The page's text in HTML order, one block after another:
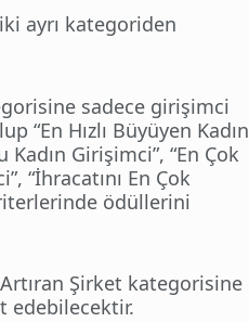
ayrı kategoriden
sadece girişimci
“En Hızlı Büyüyen Kadın
Kadın Girişimci”, “En Çok
“İhracatını En Çok
ödüllerini
Artıran Şirket kategorisine
edebilecektir.